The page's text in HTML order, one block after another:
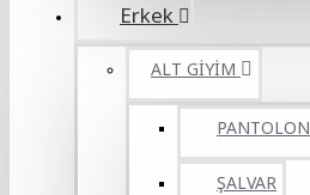
Erkek
ALT GİYİM
PANTOLON
ŞALVAR